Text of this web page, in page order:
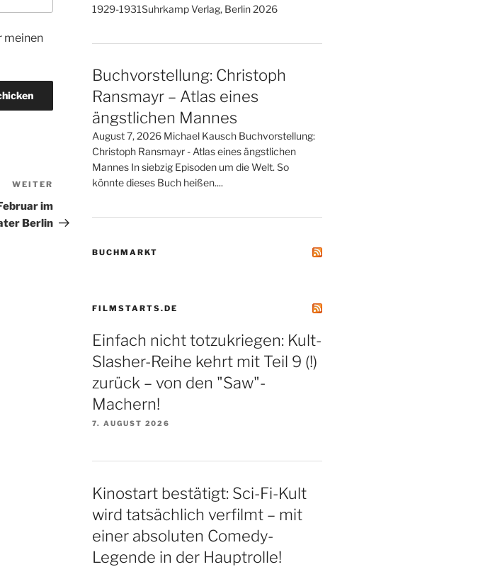
meinen
Nächster
Beitrag
WEITER
im
Berlin
1929-1931Suhrkamp Verlag, Berlin 2026
Buchvorstellung: Christoph
Ransmayr – Atlas eines
ängstlichen Mannes
August 7, 2026 Michael Kausch Buchvorstellung:
Christoph Ransmayr - Atlas eines ängstlichen
Mannes In siebzig Episoden um die Welt. So
könnte dieses Buch heißen....
BUCHMARKT
FILMSTARTS.DE
Einfach nicht totzukriegen: Kult-
Slasher-Reihe kehrt mit Teil 9 (!)
zurück – von den "Saw"-
Machern!
7. AUGUST 2026
Kinostart bestätigt: Sci-Fi-Kult
wird tatsächlich verfilmt – mit
einer absoluten Comedy-
Legende in der Hauptrolle!